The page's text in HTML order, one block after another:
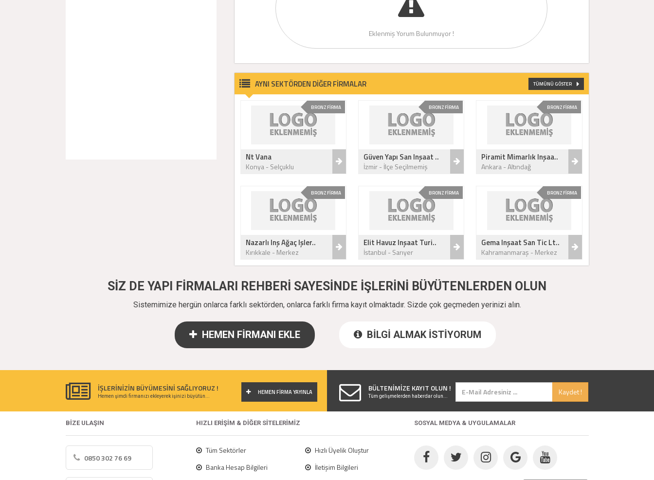
Eklenmiş Yorum Bulunmuyor !
AYNI SEKTÖRDEN DİĞER FİRMALAR TÜMÜNÜ GÖSTER
BRONZ FİRMA
Nt Vana
Konya - Selçuklu
BRONZ FİRMA
Güven Yapı San Inşaat ..
İzmir - İlçe Seçilmemiş
BRONZ FİRMA
Piramit Mimarlık Inşaa..
Ankara - Altındağ
BRONZ FİRMA
Nazarlı Inş Ağaç Işler..
Kırıkkale - Merkez
BRONZ FİRMA
Elit Havuz Inşaat Turi..
İstanbul - Sarıyer
BRONZ FİRMA
Gema Inşaat San Tic Lt..
Kahramanmaraş - Merkez
SİZ DE YAPI FİRMALARI REHBERİ SAYESİNDE İŞLERİNİ BÜYÜTENLERDEN OLUN
Sistemimize hergün onlarca farklı sektörden, onlarca farklı firma kayıt olmaktadır. Sizde çok geçmeden yerinizi alın.
HEMEN FİRMANI EKLE BİLGİ ALMAK İSTİYORUM
İŞLERİNİZİN BÜYÜMESİNİ SAĞLIYORUZ ! HEMEN FİRMA YAYINLA
Hemen şimdi firmanızı ekleyerek işinizi büyütün...
BÜLTENİMİZE KAYIT OLUN ! Kaydet !
Tüm gelişmelerden haberdar olun...
BİZE ULAŞIN HIZLI ERİŞİM & DİĞER SİTELERİMİZ SOSYAL MEDYA & UYGULAMALAR
0850 302 76 69
Tüm Sektörler
Hızlı Üyelik Oluştur
Banka Hesap Bilgileri
İletişim Bilgileri